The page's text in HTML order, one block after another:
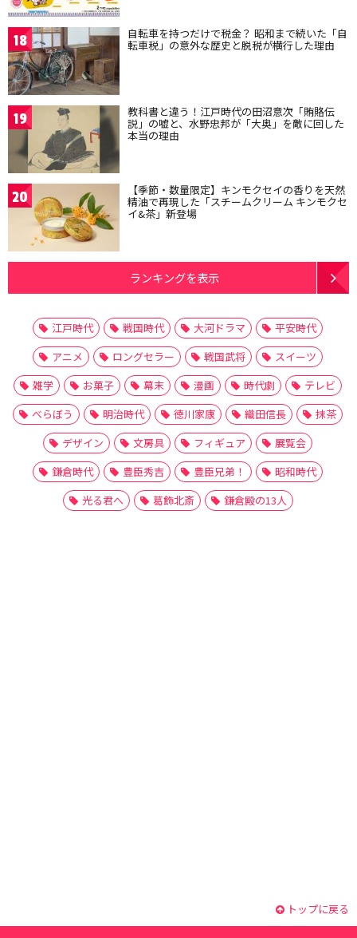
18 自転車を持つだけで税金？ 昭和まで続いた「自
転車税」の意外な歴史と脱税が横行した理由
19 教科書と違う！江戸時代の田沼意次「賄賂伝
説」の嘘と、水野忠邦が「大奥」を敵に回した
本当の理由
20 【季節・数量限定】キンモクセイの香りを天然
精油で再現した「スチームクリーム キンモクセ
イ&茶」新登場
ランキングを表示
江戸時代 戦国時代 大河ドラマ
平安時代
アニメ
ロングセラー 戦国武将
スイーツ
雑学
お菓子 幕末 漫画 時代劇
テレビ
べらぼう
明治時代 徳川家康 織田信長
抹茶
デザイン
文房具 フィギュア
展覧会
鎌倉時代
豊臣秀吉 豊臣兄弟！
昭和時代
光る君へ
葛飾北斎 鎌倉殿の13人
トップに戻る